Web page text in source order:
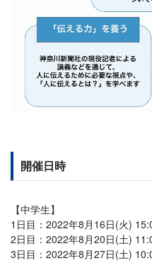
開催日時
【中学生】
1日目：2022年8月16日(火)
2日目：2022年8月20日(土)
3日目：2022年8月27日(土)